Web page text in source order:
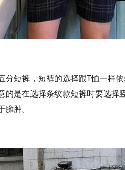
分短裤，短裤的选择跟T恤一样
的是在选择条纹款短裤时要选择
肿。